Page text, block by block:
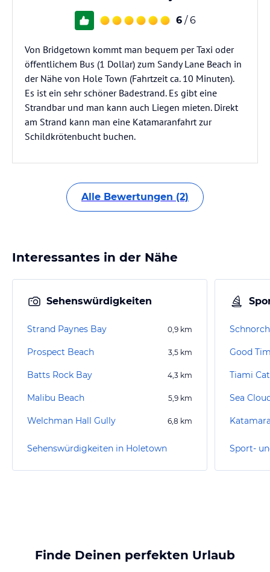
6 / 6
Von Bridgetown kommt man bequem per Taxi oder
öffentlichem Bus (1 Dollar) zum Sandy Lane Beach in
der Nähe von Hole Town (Fahrtzeit ca. 10 Minuten).
Es ist ein sehr schöner Badestrand. Es gibt eine
Strandbar und man kann auch Liegen mieten. Direkt
am Strand kann man eine Katamaranfahrt zur
Schildkrötenbucht buchen.
Alle Bewertungen (2)
Interessantes in der Nähe
Sehenswürdigkeiten
Strand Paynes Bay 0,9 km
Prospect Beach 3,5 km
Batts Rock Bay 4,3 km
Malibu Beach 5,9 km
Welchman Hall Gully 6,8 km
Sehenswürdigkeiten in Holetown
Good
Tiami
Sea
Finde Deinen perfekten Urlaub